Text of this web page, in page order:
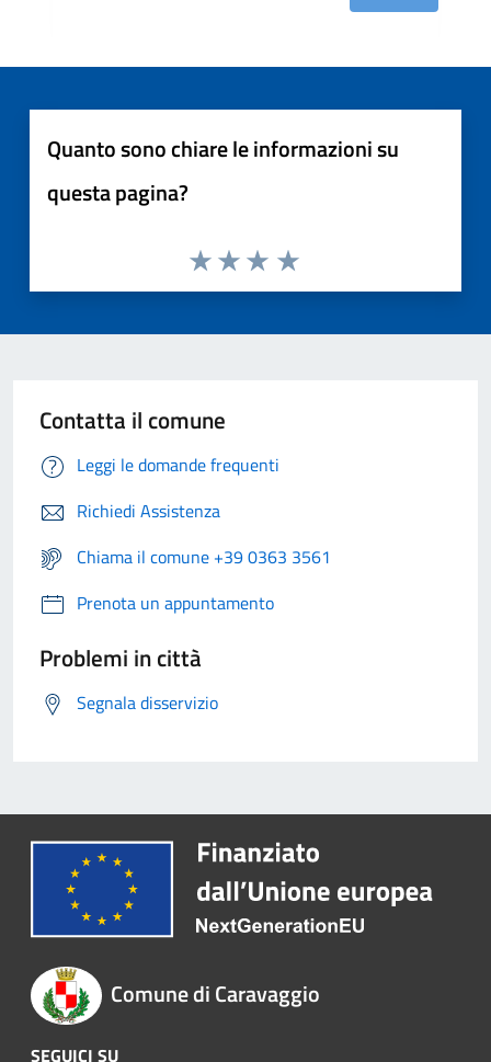
Quanto sono chiare le informazioni su
questa pagina?
Contatta il comune
Leggi le domande frequenti
Richiedi Assistenza
Chiama il comune +39 0363 3561
Prenota un appuntamento
Problemi in città
Segnala disservizio
Comune di Caravaggio
SEGUICI SU